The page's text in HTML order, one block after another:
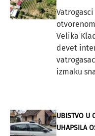
Velika
devet
izmaku
UBISTVO U
UHAPSILA